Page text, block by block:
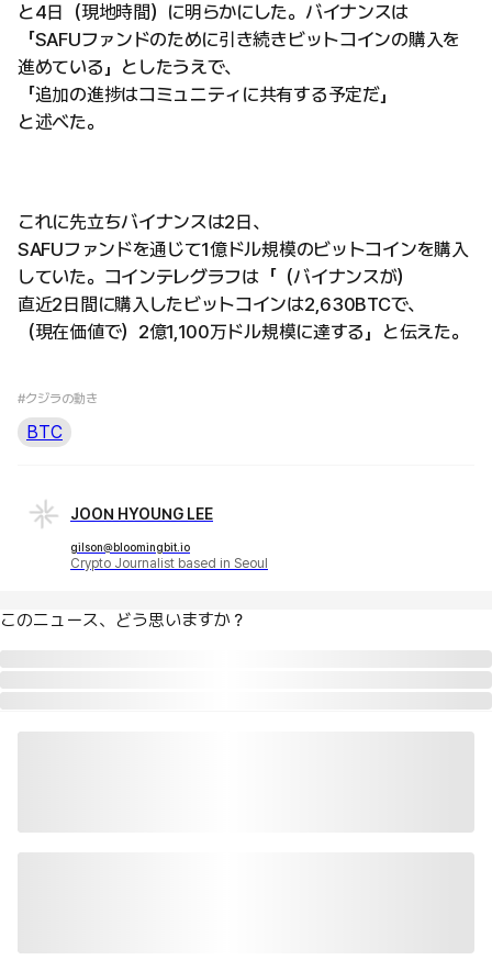
と4日（現地時間）に明らかにした。バイナンスは
「SAFUファンドのために引き続きビットコインの購入を
進めている」としたうえで、
「追加の進捗はコミュニティに共有する予定だ」
と述べた。
これに先立ちバイナンスは2日、
SAFUファンドを通じて1億ドル規模のビットコインを購入
していた。コインテレグラフは「（バイナンスが）
直近2日間に購入したビットコインは2,630BTCで、
（現在価値で）2億1,100万ドル規模に達する」と伝えた。
#クジラの動き
BTC
JOON HYOUNG LEE
gilson@bloomingbit.io
Crypto Journalist based in Seoul
このニュース、どう思いますか？